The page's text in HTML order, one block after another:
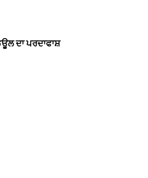
ਦਾ ਪਰਦਾਫਾਸ਼